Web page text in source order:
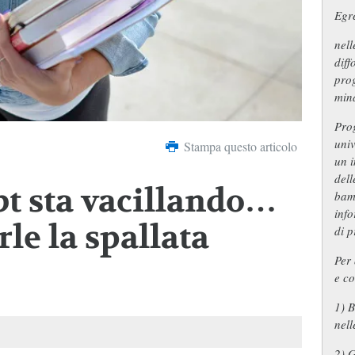
Stampa questo articolo
sta vacillando…
la spallata
un
di
Per
e
1)